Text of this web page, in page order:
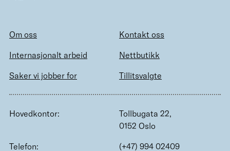
Om oss
Kontakt oss
Internasjonalt arbeid
Nettbutikk
Saker vi jobber for
Tillitsvalgte
Hovedkontor:
Tollbugata 22,
0152 Oslo
Telefon:
(+47) 994 02409